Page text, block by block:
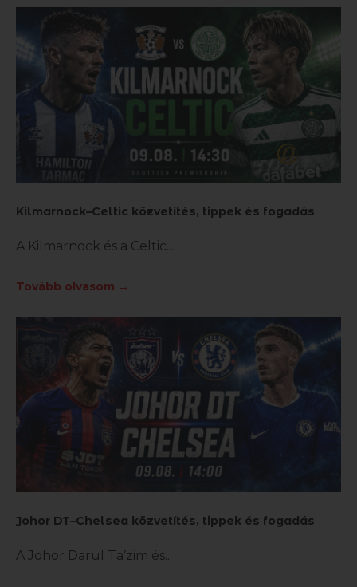
Kilmarnock–Celtic közvetítés, tippek és fogadás
A Kilmarnock és a Celtic
Tovább olvasom →
Johor DT–Chelsea közvetítés, tippek és fogadás
A Johor Darul Ta’zim és